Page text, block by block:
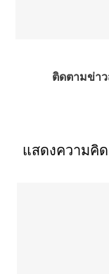
ติดตามข่า
แสดงความคิ